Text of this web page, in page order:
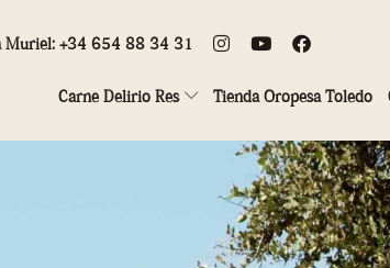
Muriel: +34 654 88 34 31
Carne Delirio Res Tienda Oropesa Toledo